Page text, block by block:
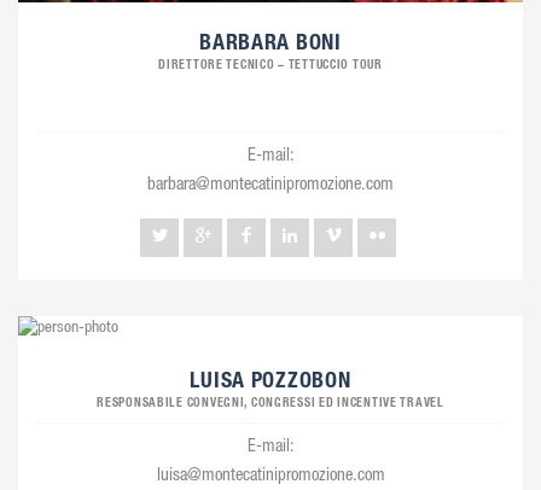
BARBARA BONI
DIRETTORE TECNICO – TETTUCCIO TOUR
E-mail:
barbara@montecatinipromozione.com
LUISA POZZOBON
RESPONSABILE CONVEGNI, CONGRESSI ED INCENTIVE TRAVEL
E-mail:
luisa@montecatinipromozione.com